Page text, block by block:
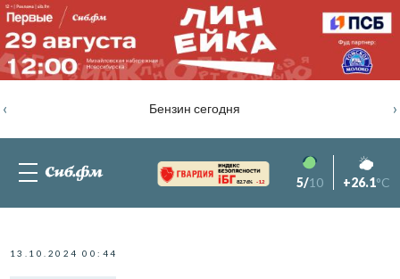
Бензин сегодня
‹ ›
82.76% -1.2 5/10 +26.1°C
13.10.2024 00:44